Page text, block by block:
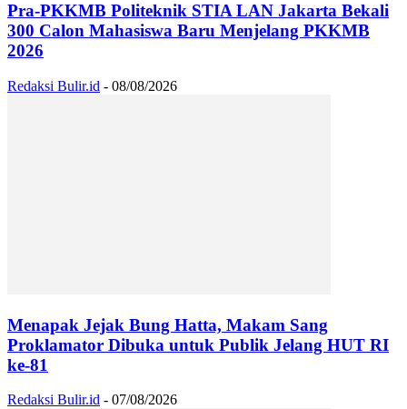
Pra-PKKMB Politeknik STIA LAN Jakarta Bekali
300 Calon Mahasiswa Baru Menjelang PKKMB
2026
Redaksi Bulir.id - 08/08/2026
Menapak Jejak Bung Hatta, Makam Sang
Proklamator Dibuka untuk Publik Jelang HUT RI
ke-81
Redaksi Bulir.id - 07/08/2026